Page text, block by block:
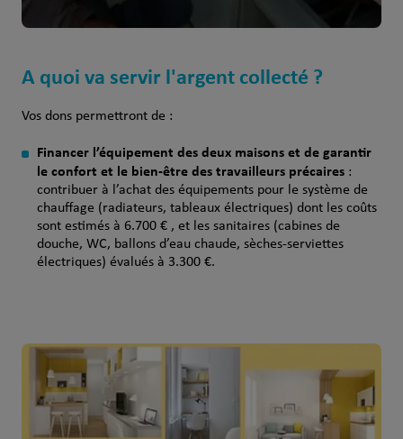
A quoi va servir l'argent collecté ?
Vos dons permettront de :
Financer l’équipement des deux maisons et de garantir
le confort et le bien-être des travailleurs précaires:
contribuer à l’achat des équipements pour le système de
chauffage (radiateurs, tableaux électriques) dont les coûts
sont estimés à 6.700 € , et les sanitaires (cabines de
douche, WC, ballons d’eau chaude, sèches-serviettes
électriques) évalués à 3.300 €.